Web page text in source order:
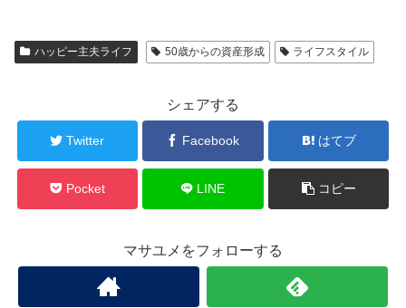
ハッピー主夫ライフ 50歳からの資産形成 ライフスタイル
シェアする
Twitter Facebook はてブ
Pocket LINE コピー
マサユメをフォローする